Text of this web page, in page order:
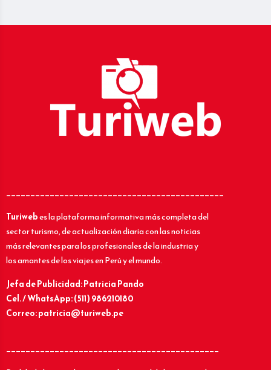
_____________________________________________
Turiwebes la plataforma informativa más completa del
sector turismo, de actualización diaria con las noticias
más relevantes para los profesionales de la industria y
los amantes de los viajes en Perú y el mundo.
Jefa de Publicidad: Patricia Pando
Cel. / WhatsApp: (511) 986210180
Correo: patricia@turiweb.pe
____________________________________________